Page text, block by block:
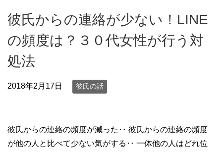
彼氏からの連絡が少ない！LINE
の頻度は？３０代女性が行う対
処法
2018年2月17日 彼氏の話
彼氏からの連絡の頻度が減った‥ 彼氏からの連絡の頻度
が他の人と比べて少ない気がする‥ 一体他の人はどれ位